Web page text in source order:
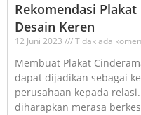
Rekomendasi
Desain Keren
12 Juni 2023 Tidak ada
Membuat Plakat
dapat dijadikan sebagai
perusahaan kepada
diharapkan merasa